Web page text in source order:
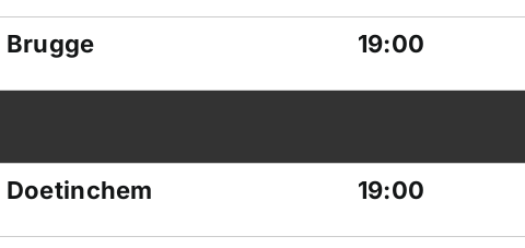
Brugge 19:00
Doetinchem 19:00